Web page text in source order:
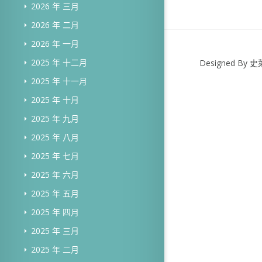
2026 年 三月
2026 年 二月
2026 年 一月
2025 年 十二月
2025 年 十一月
2025 年 十月
2025 年 九月
2025 年 八月
2025 年 七月
2025 年 六月
2025 年 五月
2025 年 四月
2025 年 三月
2025 年 二月
Designed By 史